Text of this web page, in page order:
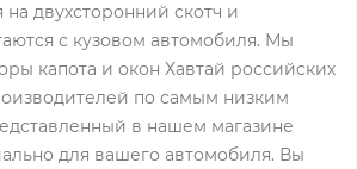
двухсторонний скотч и
с кузовом автомобиля. Мы
капота и окон Хавтай российских
по самым низким
в нашем магазине
для вашего автомобиля. Вы